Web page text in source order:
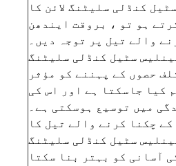
کنڈلی سلیٹنگ لائن کا
ہو تو ، بروقت ایندھن
والے تیل پر توجہ دیں۔
سٹیل کنڈلی سلیٹنگ
حصوں کے پہننے کو مؤثر
کیا جاسکتا ہے اور اس کی
میں توسیع ہوسکتی ہے۔
کے چکنا کرنے والے تیل کا
سٹیل کنڈلی سلیٹنگ
آسانی کو بہتر بنا سکتا